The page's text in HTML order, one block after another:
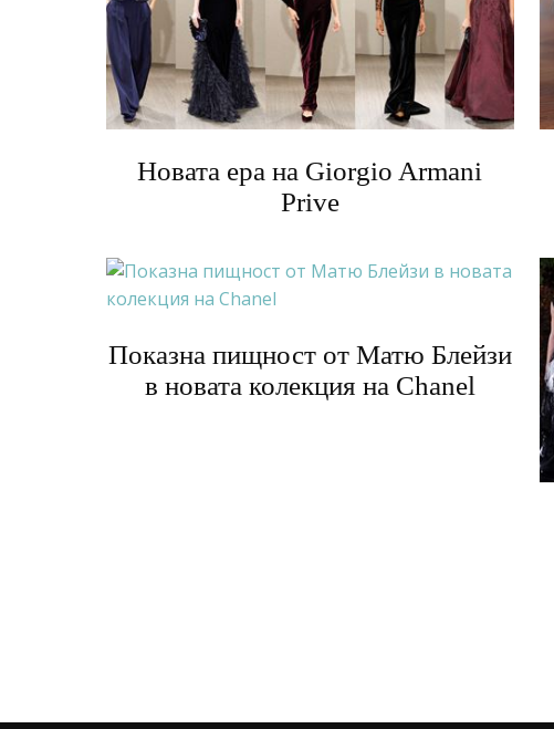
Новата ера на Giorgio Armani
Prive
Показна пищност от Матю Блейзи
в новата колекция на Chanel